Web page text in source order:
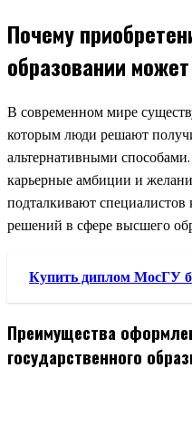
Почему
образовании
В современном мире
которым люди решают
альтернативными
карьерные амбиции и
подталкивают
решений в сфере высшего
Купить диплом МосГУ
Преимущества
государственного